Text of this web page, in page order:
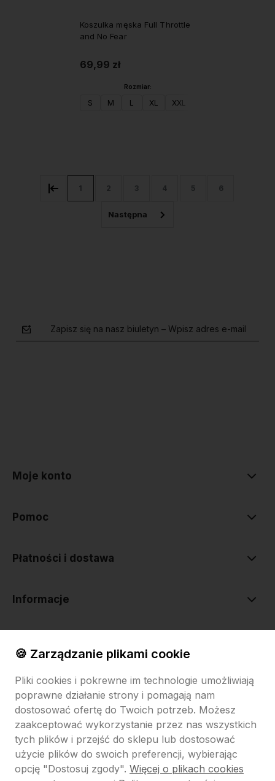
Koszulka męska Full Throttle
and No Fear
69,99 zł
Rozmiar:
S M L XL XXL
1 2 3 4 5 6
Zapisz się na nasz biuletyn – Wpisz adres e-mail
Moje konto
Pomoc
Płatności i dostawa
Informacje
Sklep internetowy Shoper.pl Szablon Shoper Modern 3.0™
GrowCommerce
🍪 Zarządzanie plikami cookie
Pliki cookies i pokrewne im technologie umożliwiają
poprawne działanie strony i pomagają nam
dostosować ofertę do Twoich potrzeb. Możesz
zaakceptować wykorzystanie przez nas wszystkich
tych plików i przejść do sklepu lub dostosować
użycie plików do swoich preferencji, wybierając
opcję "Dostosuj zgody". Więcej o plikach cookies